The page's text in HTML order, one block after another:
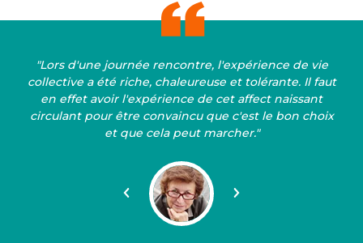
"Lors d'une journée rencontre, l'expérience de vie
collective a été riche, chaleureuse et tolérante. Il faut
en effet avoir l'expérience de cet affect naissant
circulant pour être convaincu que c'est le bon choix
et que cela peut marcher."
Précédent Suivant